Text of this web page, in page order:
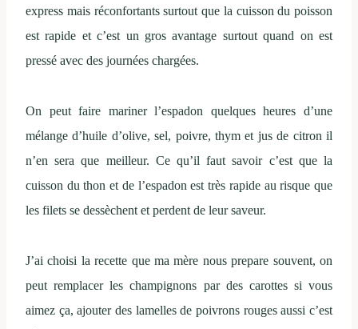
express mais réconfortants surtout que la cuisson du poisson
est rapide et c’est un gros avantage surtout quand on est
pressé avec des journées chargées.
On peut faire mariner l’espadon quelques heures d’une
mélange d’huile d’olive, sel, poivre, thym et jus de citron il
n’en sera que meilleur. Ce qu’il faut savoir c’est que la
cuisson du thon et de l’espadon est très rapide au risque que
les filets se dessèchent et perdent de leur saveur.
J’ai choisi la recette que ma mère nous prepare souvent, on
peut remplacer les champignons par des carottes si vous
aimez ça, ajouter des lamelles de poivrons rouges aussi c’est